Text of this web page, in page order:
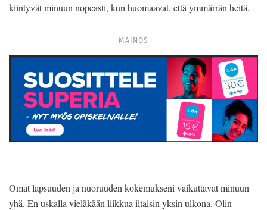
kiintyvät minuun nopeasti, kun huomaavat, että ymmärrän heitä.
MAINOS
Omat lapsuuden ja nuoruuden kokemukseni vaikuttavat minuun
yhä. En uskalla vieläkään liikkua iltaisin yksin ulkona. Olin